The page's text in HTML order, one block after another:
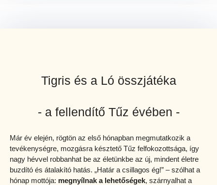
Tigris és a Ló összjátéka
- a fellendítő Tűz évében -
Már év elején, rögtön az első hónapban megmutatkozik a
tevékenységre, mozgásra késztető Tűz felfokozottsága, így
nagy hévvel robbanhat be az életünkbe az új, mindent életre
buzdító és átalakító hatás. „Határ a csillagos ég!” – szólhat a
hónap mottója: megnyílnak a lehetőségek, szárnyalhat a